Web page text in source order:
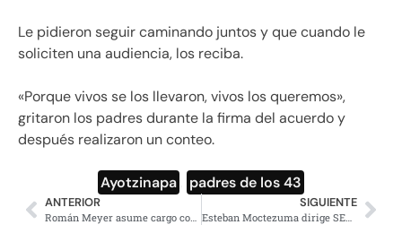
Le pidieron seguir caminando juntos y que cuando le
soliciten una audiencia, los reciba.
«Porque vivos se los llevaron, vivos los queremos»,
gritaron los padres durante la firma del acuerdo y
después realizaron un conteo.
Ayotzinapa padres de los 43
ANTERIOR
Román Meyer asume cargo como nuevo titular de la Sedatu
SIGUIENTE
Esteban Moctezuma dirige SEP desde Puebla, inicia descentralización